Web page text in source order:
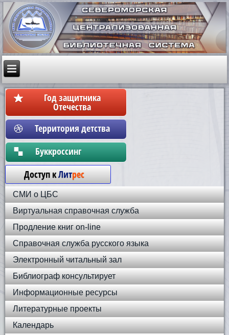
Год защитника
Отечества
Территория детства
Бyккpoccинг
Доступ кЛитрес
СМИ о ЦБС
Виртуальная справочная служба
Продление книг on-line
Справочная служба русского языка
Электронный читальный зал
Библиограф консультирует
Информационные ресурсы
Литературные проекты
Календарь